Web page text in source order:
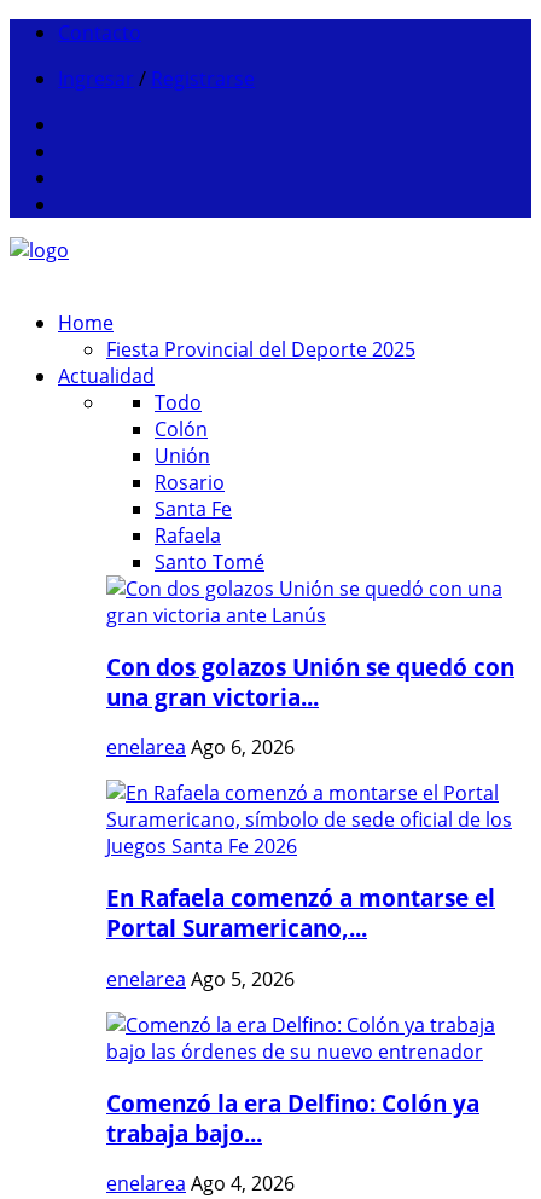
Contacto
Ingresar / Registrarse
Home
Fiesta Provincial del Deporte 2025
Actualidad
Todo
Colón
Unión
Rosario
Santa Fe
Rafaela
Santo Tomé
Con dos golazos Unión se quedó con
una gran victoria...
enelarea Ago 6, 2026
En Rafaela comenzó a montarse el
Portal Suramericano,...
enelarea Ago 5, 2026
Comenzó la era Delfino: Colón ya
trabaja bajo...
enelarea Ago 4, 2026